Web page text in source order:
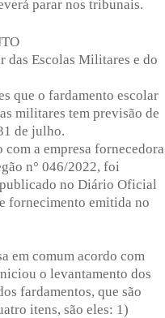
parar nos tribunais.
das Escolas Militares e do
que o fardamento escolar
militares tem previsão de
de julho.
a empresa fornecedora
n° 046/2022, foi
no Diário Oficial
fornecimento emitida no
em comum acordo com
o levantamento dos
fardamentos, que são
itens, são eles: 1)